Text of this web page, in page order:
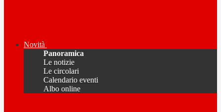
Novità
Panoramica
Le notizie
Le circolari
Calendario eventi
Albo online